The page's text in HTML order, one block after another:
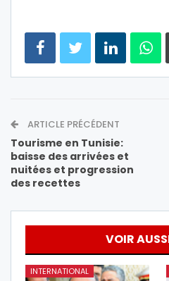
ARTICLE PRÉCÉDENT
Tourisme en Tunisie:
baisse des arrivées et
nuitées et progression
des recettes
VOIR
INTERNATIONAL